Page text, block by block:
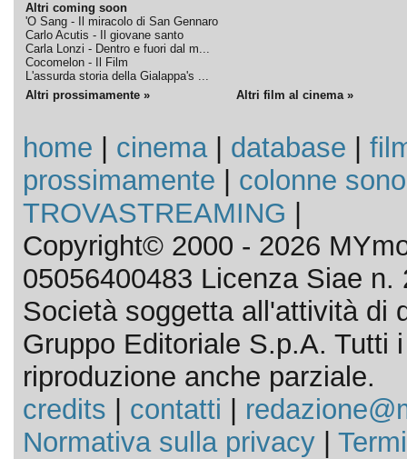
Altri coming soon
'O Sang - Il miracolo di San Gennaro
Carlo Acutis - Il giovane santo
Carla Lonzi - Dentro e fuori dal m...
Cocomelon - Il Film
L'assurda storia della Gialappa's ...
Altri prossimamente » Altri film al cinema »
home cinema| database
prossimamente
colonne
TROVASTREAMING
Copyright© 2000 - 2026
05056400483 Licenza Siae n.
Società soggetta all'attività di
Gruppo Editoriale S.p.A. Tutti
riproduzione anche parziale.
credits
contatti
Normativa sulla privacy|